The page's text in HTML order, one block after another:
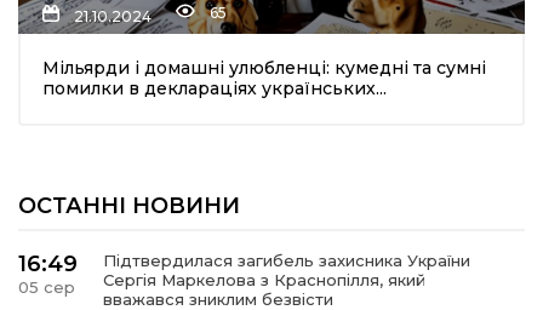
21.10.2024 65
Мільярди і домашні улюбленці: кумедні та сумні
помилки в деклараціях українських...
ОСТАННІ НОВИНИ
16:49
05 сер
Підтвердилася загибель захисника України
Сергія Маркелова з Краснопілля, який
вважався зниклим безвісти